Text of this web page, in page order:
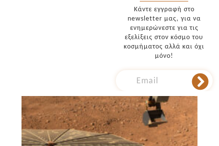
Κάντε εγγραφή στο
newsletter μας, για να
ενημερώνεστε για τις
εξελίξεις στον κόσμο του
κοσμήματος αλλά και όχι
μόνο!